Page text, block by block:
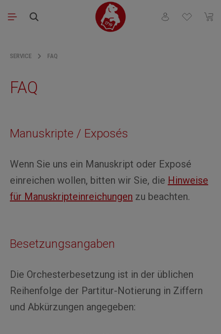
Zum Hauptinhalt springen
Du hast 0
SERVICE FAQ
FAQ
Manuskripte / Exposés
Wenn Sie uns ein Manuskript oder Exposé
einreichen wollen, bitten wir Sie, die Hinweise
für Manuskripteinreichungen zu beachten.
Besetzungsangaben
Die Orchesterbesetzung ist in der üblichen
Reihenfolge der Partitur-Notierung in Ziffern
und Abkürzungen angegeben: